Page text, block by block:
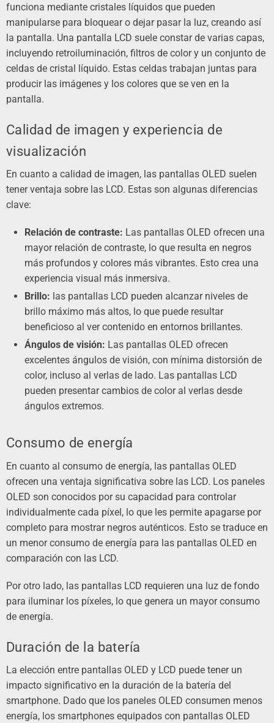
funciona mediante cristales líquidos que pueden
manipularse para bloquear o dejar pasar la luz, creando así
la pantalla. Una pantalla LCD suele constar de varias capas,
incluyendo retroiluminación, filtros de color y un conjunto de
celdas de cristal líquido. Estas celdas trabajan juntas para
producir las imágenes y los colores que se ven en la
pantalla.
Calidad de imagen y experiencia de
visualización
En cuanto a calidad de imagen, las pantallas OLED suelen
tener ventaja sobre las LCD. Estas son algunas diferencias
clave:
Relación de contraste: Las pantallas OLED ofrecen una
mayor relación de contraste, lo que resulta en negros
más profundos y colores más vibrantes. Esto crea una
experiencia visual más inmersiva.
Brillo: las pantallas LCD pueden alcanzar niveles de
brillo máximo más altos, lo que puede resultar
beneficioso al ver contenido en entornos brillantes.
Ángulos de visión: Las pantallas OLED ofrecen
excelentes ángulos de visión, con mínima distorsión de
color, incluso al verlas de lado. Las pantallas LCD
pueden presentar cambios de color al verlas desde
ángulos extremos.
Consumo de energía
En cuanto al consumo de energía, las pantallas OLED
ofrecen una ventaja significativa sobre las LCD. Los paneles
OLED son conocidos por su capacidad para controlar
individualmente cada píxel, lo que les permite apagarse por
completo para mostrar negros auténticos. Esto se traduce en
un menor consumo de energía para las pantallas OLED en
comparación con las LCD.
Por otro lado, las pantallas LCD requieren una luz de fondo
para iluminar los píxeles, lo que genera un mayor consumo
de energía.
Duración de la batería
La elección entre pantallas OLED y LCD puede tener un
impacto significativo en la duración de la batería del
smartphone. Dado que los paneles OLED consumen menos
energía, los smartphones equipados con pantallas OLED